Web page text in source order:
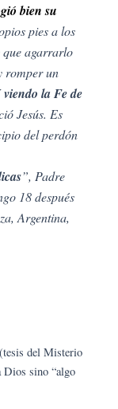
bien su
pies a los
que agarrarlo
romper un
viendo la Fe de
Jesús. Es
del perdón
”, Padre
18 después
Argentina,
del Misterio
Dios sino “algo